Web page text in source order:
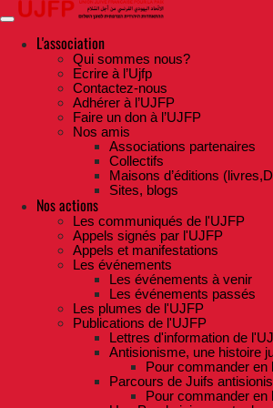
Skip
to
contentL'association
Qui sommes nous?
Ecrire à l’Ujfp
Contactez-nous
Adhérer à l’UJFP
Faire un don à l’UJFP
Nos amis
Associations partenaires
Collectifs
Maisons d’éditions
Sites, blogs
Nos actions
Les communiqués de l'UJFP
Appels signés par l'UJFP
Appels et manifestations
Les événements
Les événements à venir
Les événements passés
Les plumes de l'UJFP
Publications de l'UJFP
Lettres d'information de
Antisionisme, une histoire
Pour commander en
Parcours de Juifs
Pour commander en